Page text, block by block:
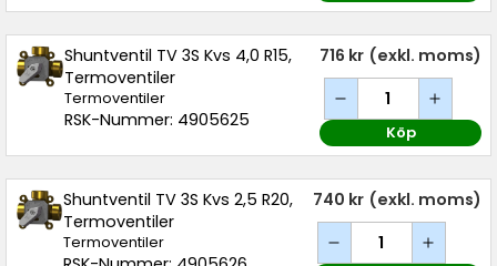
Shuntventil TV 3S Kvs 4,0 R15,
Termoventiler
Termoventiler
RSK-Nummer: 4905625
716 kr (exkl. moms)
Köp
Shuntventil TV 3S Kvs 2,5 R20,
Termoventiler
Termoventiler
740 kr (exkl. moms)